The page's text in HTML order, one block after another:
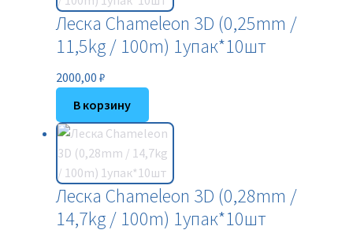
Леска Chameleon 3D (0,25mm /
11,5kg / 100m) 1упак*10шт
2000,00 ₽
В корзину
Леска Chameleon 3D (0,28mm /
14,7kg / 100m) 1упак*10шт